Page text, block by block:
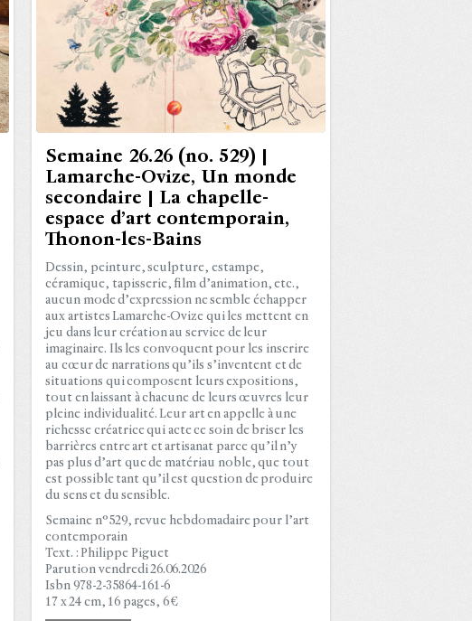
Semaine 26.26 (no. 529) |
Lamarche-Ovize, Un monde
secondaire | La chapelle-
espace d’art contemporain,
Thonon-les-Bains
Dessin, peinture, sculpture, estampe,
céramique, tapisserie, film d’animation, etc.,
aucun mode d’expression ne semble échapper
aux artistes Lamarche-Ovize qui les mettent en
jeu dans leur création au service de leur
imaginaire. Ils les convoquent pour les inscrire
au cœur de narrations qu’ils s’inventent et de
situations qui composent leurs expositions,
tout en laissant à chacune de leurs œuvres leur
pleine individualité. Leur art en appelle à une
richesse créatrice qui acte ce soin de briser les
barrières entre art et artisanat parce qu’il n’y
pas plus d’art que de matériau noble, que tout
est possible tant qu’il est question de produire
du sens et du sensible.
Semaine n°529, revue hebdomadaire pour l’art
contemporain
Text. : Philippe Piguet
Parution vendredi 26.06.2026
Isbn 978-2-35864-161-6
17 x 24 cm, 16 pages, 6 €